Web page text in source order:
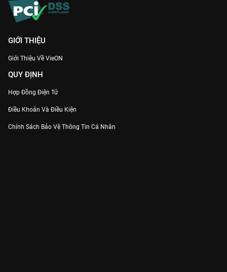
GIỚI THIỆU
Giới Thiệu Về VieON
QUY ĐỊNH
Hợp Đồng Điện Tử
Điều Khoản Và Điều Kiện
Chính Sách Bảo Vệ Thông Tin Cá Nhân